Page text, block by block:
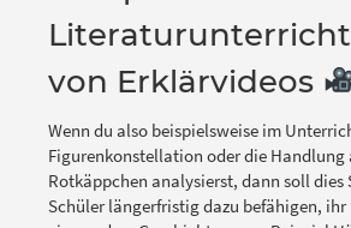
von Erklärvideos
Wenn du also beispielsweise im
Figurenkonstellation oder die Handlung
Rotkäppchen analysierst, dann soll dies
Schüler längerfristig dazu befähigen, ihr